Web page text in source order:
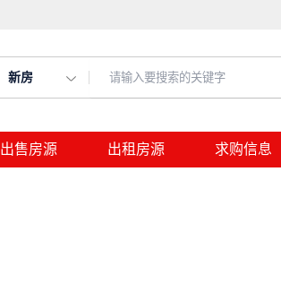
新房
出售房源 出租房源 求购信息